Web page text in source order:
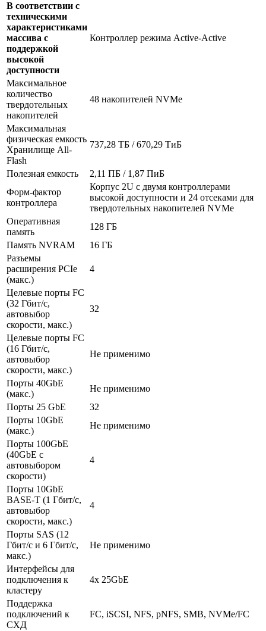
В соответствии с
техническими
характеристиками
массива с
поддержкой
высокой
доступности
Контроллер режима Active-Active
Максимальное
количество
твердотельных
накопителей
48 накопителей NVMe
Максимальная
физическая емкость
Хранилище All-
Flash
737,28 ТБ / 670,29 ТиБ
Полезная емкость
2,11 ПБ / 1,87 ПиБ
Форм-фактор
контроллера
Корпус 2U с двумя контроллерами
высокой доступности и 24 отсеками для
твердотельных накопителей NVMe
Оперативная
память
128 ГБ
Память NVRAM
16 ГБ
Разъемы
расширения PCIe
(макс.)
4
Целевые порты FC
(32 Гбит/с,
автовыбор
скорости, макс.)
32
Целевые порты FC
(16 Гбит/с,
автовыбор
скорости, макс.)
Не применимо
Порты 40GbE
(макс.)
Не применимо
Порты 25 GbE
32
Порты 10GbE
(макс.)
Не применимо
Порты 100GbE
(40GbE с
автовыбором
скорости)
4
Порты 10GbE
BASE-T (1 Гбит/с,
автовыбор
скорости, макс.)
4
Порты SAS (12
Гбит/с и 6 Гбит/с,
макс.)
Не применимо
Интерфейсы для
подключения к
кластеру
4x 25GbE
Поддержка
подключений к
СХД
FC, iSCSI, NFS, pNFS, SMB, NVMe/FC